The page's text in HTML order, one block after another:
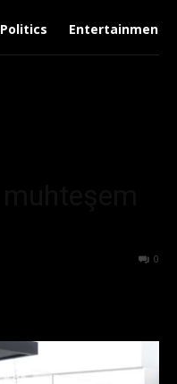
Politics Entertainment
0